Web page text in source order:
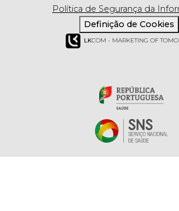
Política de Segurança da
Definição de Cookies
LKCOM - MARKETING OF